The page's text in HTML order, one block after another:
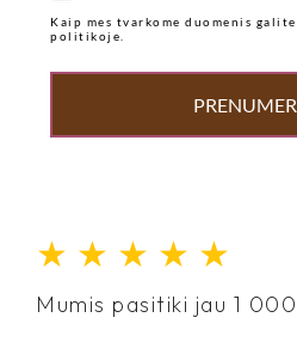
Kaip mes tvarkome duomenis
politikoje.
★ ★ ★ ★ ★
Mumis pasitiki jau 1